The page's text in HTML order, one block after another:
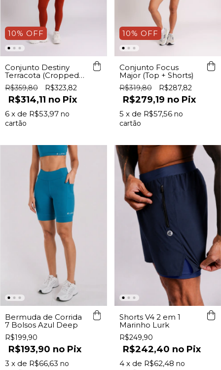
10% OFF
Conjunto Destiny
Terracota (Cropped
ML+ Legging c/
Bolso)
R$359,80 R$323,82
R$314,11 Pix
6 x de R$53,97
10% OFF
Conjunto Focus
Major (Top + Shorts)
R$319,80 R$287,82
R$279,19 Pix
5 x de R$57,56
Bermuda de Corrida
7 Bolsos Azul Deep
R$199,90
R$193,90 Pix
3 x de R$66,63
Shorts V4 2 em 1
Marinho Lurk
R$249,90
R$242,40 Pix
4 x de R$62,48